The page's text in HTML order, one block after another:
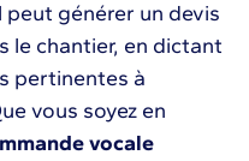
générer un devis
le chantier, en dictant
pertinentes à
vous soyez en
vocale